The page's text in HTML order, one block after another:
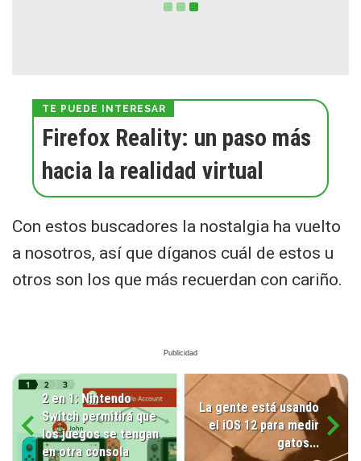
Firefox Reality: un paso más
hacia la realidad virtual
Con estos buscadores la nostalgia ha vuelto
a nosotros, así que díganos cuál de estos u
otros son los que más recuerdan con cariño.
2 en 1: Nintendo
Switch permitirá que
los juegos se tengan
en otra consola
La gente está usando
el iOS 12 para medir
gatos...